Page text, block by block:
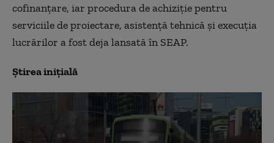
cofinanțare, iar procedura de achiziție pentru
serviciile de proiectare, asistență tehnică și execuția
lucrărilor a fost deja lansată în SEAP.
Știrea inițială